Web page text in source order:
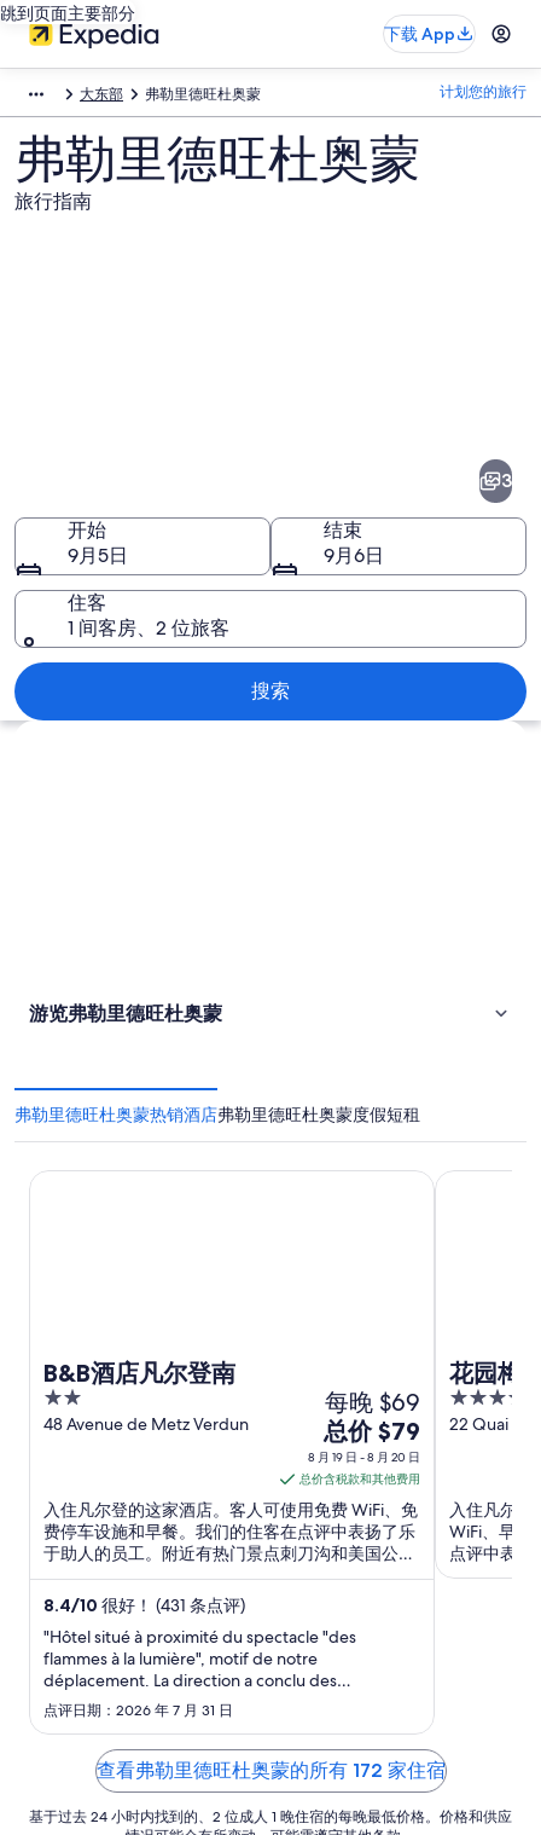
跳到页面主要部分
下载 App
大东部 弗勒里德旺杜奥蒙 计划您的旅行
弗勒里德旺杜奥蒙
旅行指南
杜
蒙
图
3
开始
9月5日
结束
9月6日
住客
1 间客房、2 位旅客
搜索
浏览地图
游览弗勒里德旺杜奥蒙
弗勒里德旺杜奥蒙热销酒店弗勒里德旺杜奥蒙度假短租
B&B酒店凡尔登南
2
out
48 Avenue de Metz Verdun
每晚 $69
8
月
19
日
到
8
月
日
每
价
格
总
价
总价 $79
8 月 19 日 - 8 月 20 日
总价含税款和其他费用
入住凡尔登的这家酒店。客人可使用免费 WiFi、免
费停车设施和早餐。我们的住客在点评中表扬了乐
于助人的员工。附近有热门景点刺刀沟和美国公
墓。
8.4/10 很好！ (431 条点评)
"Hôtel situé à proximité du spectacle "des
flammes à la lumière", motif de notre
déplacement. La direction a conclu des
partenariats avec les restaurants voisins pour
bénéficier de réductions et nous en avons profité.
Petit déjeuner satisfaisant. Le seul point négatif
était l'entretien de la climatisation ..."
点评日期：2026 年 7 月 31 日
B&B酒店凡尔登南
花园梅
4
out
22 Quai de
入住凡尔
WiFi、早餐
点评中表扬
热门景点
花园梅斯酒
查看弗勒里德旺杜奥蒙的所有 172 家住宿
基于过去 24 小时内找到的、2 位成人 1 晚住宿的每晚最低价格。价格和供应